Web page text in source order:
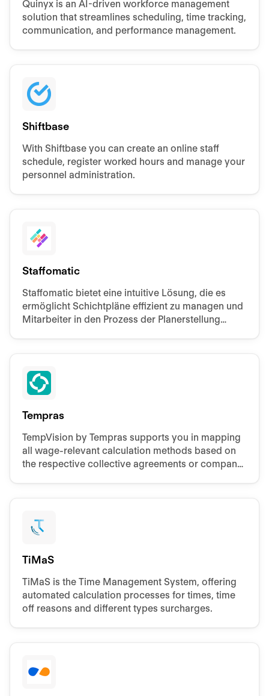
Quinyx is an AI-driven workforce management
solution that streamlines scheduling, time tracking,
communication, and performance management.
Shiftbase
With Shiftbase you can create an online staff
schedule, register worked hours and manage your
personnel administration.
Staffomatic
Staffomatic bietet eine intuitive Lösung, die es
ermöglicht Schichtpläne effizient zu managen und
Mitarbeiter in den Prozess der Planerstellung
Tempras
TempVision by Tempras supports you in mapping
all wage-relevant calculation methods based on
the respective collective agreements or company
TiMaS
TiMaS is the Time Management System, offering
automated calculation processes for times, time
off reasons and different types surcharges.